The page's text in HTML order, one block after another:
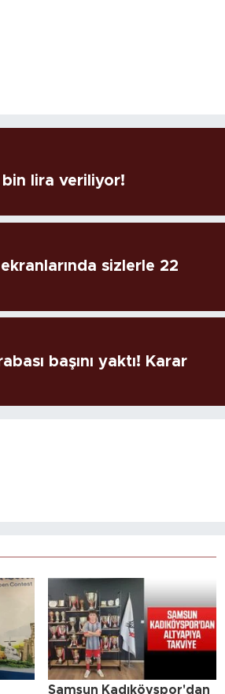
lira veriliyor!
sizlerle 22
başını yaktı! Karar
Samsun Kadıköyspor'dan